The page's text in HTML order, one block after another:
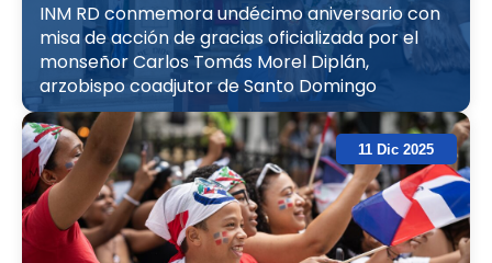
INM RD conmemora undécimo aniversario con
misa de acción de gracias oficializada por el
monseñor Carlos Tomás Morel Diplán,
arzobispo coadjutor de Santo Domingo
11 Dic 2025